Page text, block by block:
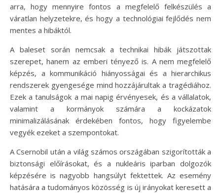
arra, hogy mennyire fontos a megfelelő felkészülés a
váratlan helyzetekre, és hogy a technológiai fejlődés nem
mentes a hibáktól.
A baleset során nemcsak a technikai hibák játszottak
szerepet, hanem az emberi tényező is. A nem megfelelő
képzés, a kommunikáció hiányosságai és a hierarchikus
rendszerek gyengesége mind hozzájárultak a tragédiához.
Ezek a tanulságok a mai napig érvényesek, és a vállalatok,
valamint a kormányok számára a kockázatok
minimalizálásának érdekében fontos, hogy figyelembe
vegyék ezeket a szempontokat.
A Csernobil után a világ számos országában szigorították a
biztonsági előírásokat, és a nukleáris iparban dolgozók
képzésére is nagyobb hangsúlyt fektettek. Az esemény
hatására a tudományos közösség is új irányokat keresett a